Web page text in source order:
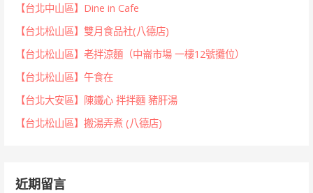
【台北中山區】Dine in Cafe
【台北松山區】雙月食品社(八德店)
【台北松山區】老拌涼麵（中崙市場 一樓12號攤位）
【台北松山區】午食在
【台北大安區】陳鐵心 拌拌麵 豬肝湯
【台北松山區】搬湯弄煮 (八德店)
近期留言